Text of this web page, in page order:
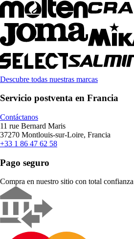
Descubre todas nuestras marcas
Servicio postventa en Francia
Contáctanos
11 rue Bernard Maris
37270 Montlouis-sur-Loire, Francia
+33 1 86 47 62 58
Pago seguro
Compra en nuestro sitio con total confianza